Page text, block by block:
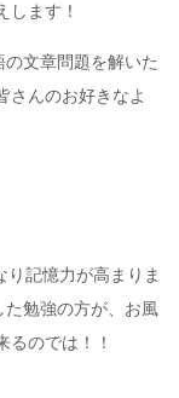
します！
文章問題を解いた
さんのお好きなよ
記憶力が高まりま
た勉強の方が、お風
るのでは！！